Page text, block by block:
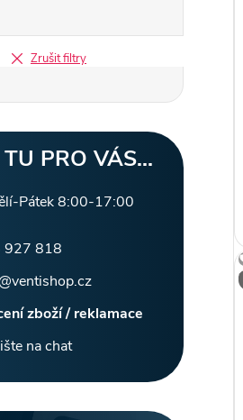
Zrušit filtry
TU PRO VÁS...
Pátek 8:00-17:00
927 818
zboží / reklamace
na chat